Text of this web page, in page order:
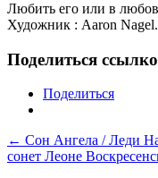
Любить его или в
Художник : Aaron Nagel.
Поделиться
Поделиться
Навигация
по
← Сон Ангела / Леди
сонет Леоне